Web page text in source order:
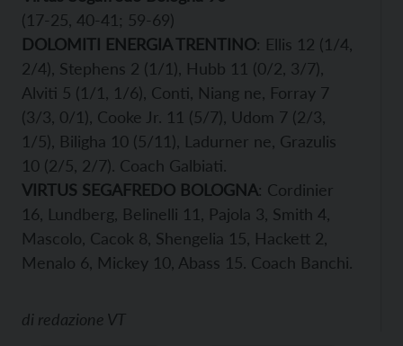
(17-25, 40-41; 59-69)
DOLOMITI ENERGIA TRENTINO: Ellis 12 (1/4,
2/4), Stephens 2 (1/1), Hubb 11 (0/2, 3/7),
Alviti 5 (1/1, 1/6), Conti, Niang ne, Forray 7
(3/3, 0/1), Cooke Jr. 11 (5/7), Udom 7 (2/3,
1/5), Biligha 10 (5/11), Ladurner ne, Grazulis
10 (2/5, 2/7). Coach Galbiati.
VIRTUS SEGAFREDO BOLOGNA: Cordinier
16, Lundberg, Belinelli 11, Pajola 3, Smith 4,
Mascolo, Cacok 8, Shengelia 15, Hackett 2,
Menalo 6, Mickey 10, Abass 15. Coach Banchi.
di redazione VT